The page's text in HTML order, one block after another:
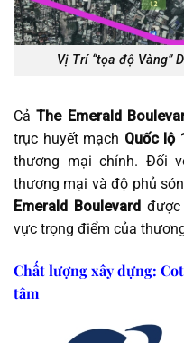
Vị Trí “tọa độ Vàng”
CảThe Emerald
trục huyết mạch Quốc lộ
thương mại chính. Đối
thương mại và độ phủ
Emerald Boulevard
vực trọng điểm của
Chất lượng xây dựng:
tâm